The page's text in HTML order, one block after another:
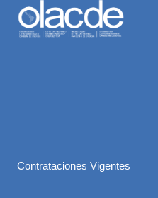
Contrataciones Vigentes